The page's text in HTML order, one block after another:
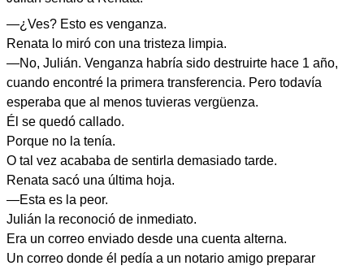
—¿Ves? Esto es venganza.
Renata lo miró con una tristeza limpia.
—No, Julián. Venganza habría sido destruirte hace 1 año,
cuando encontré la primera transferencia. Pero todavía
esperaba que al menos tuvieras vergüenza.
Él se quedó callado.
Porque no la tenía.
O tal vez acababa de sentirla demasiado tarde.
Renata sacó una última hoja.
—Esta es la peor.
Julián la reconoció de inmediato.
Era un correo enviado desde una cuenta alterna.
Un correo donde él pedía a un notario amigo preparar